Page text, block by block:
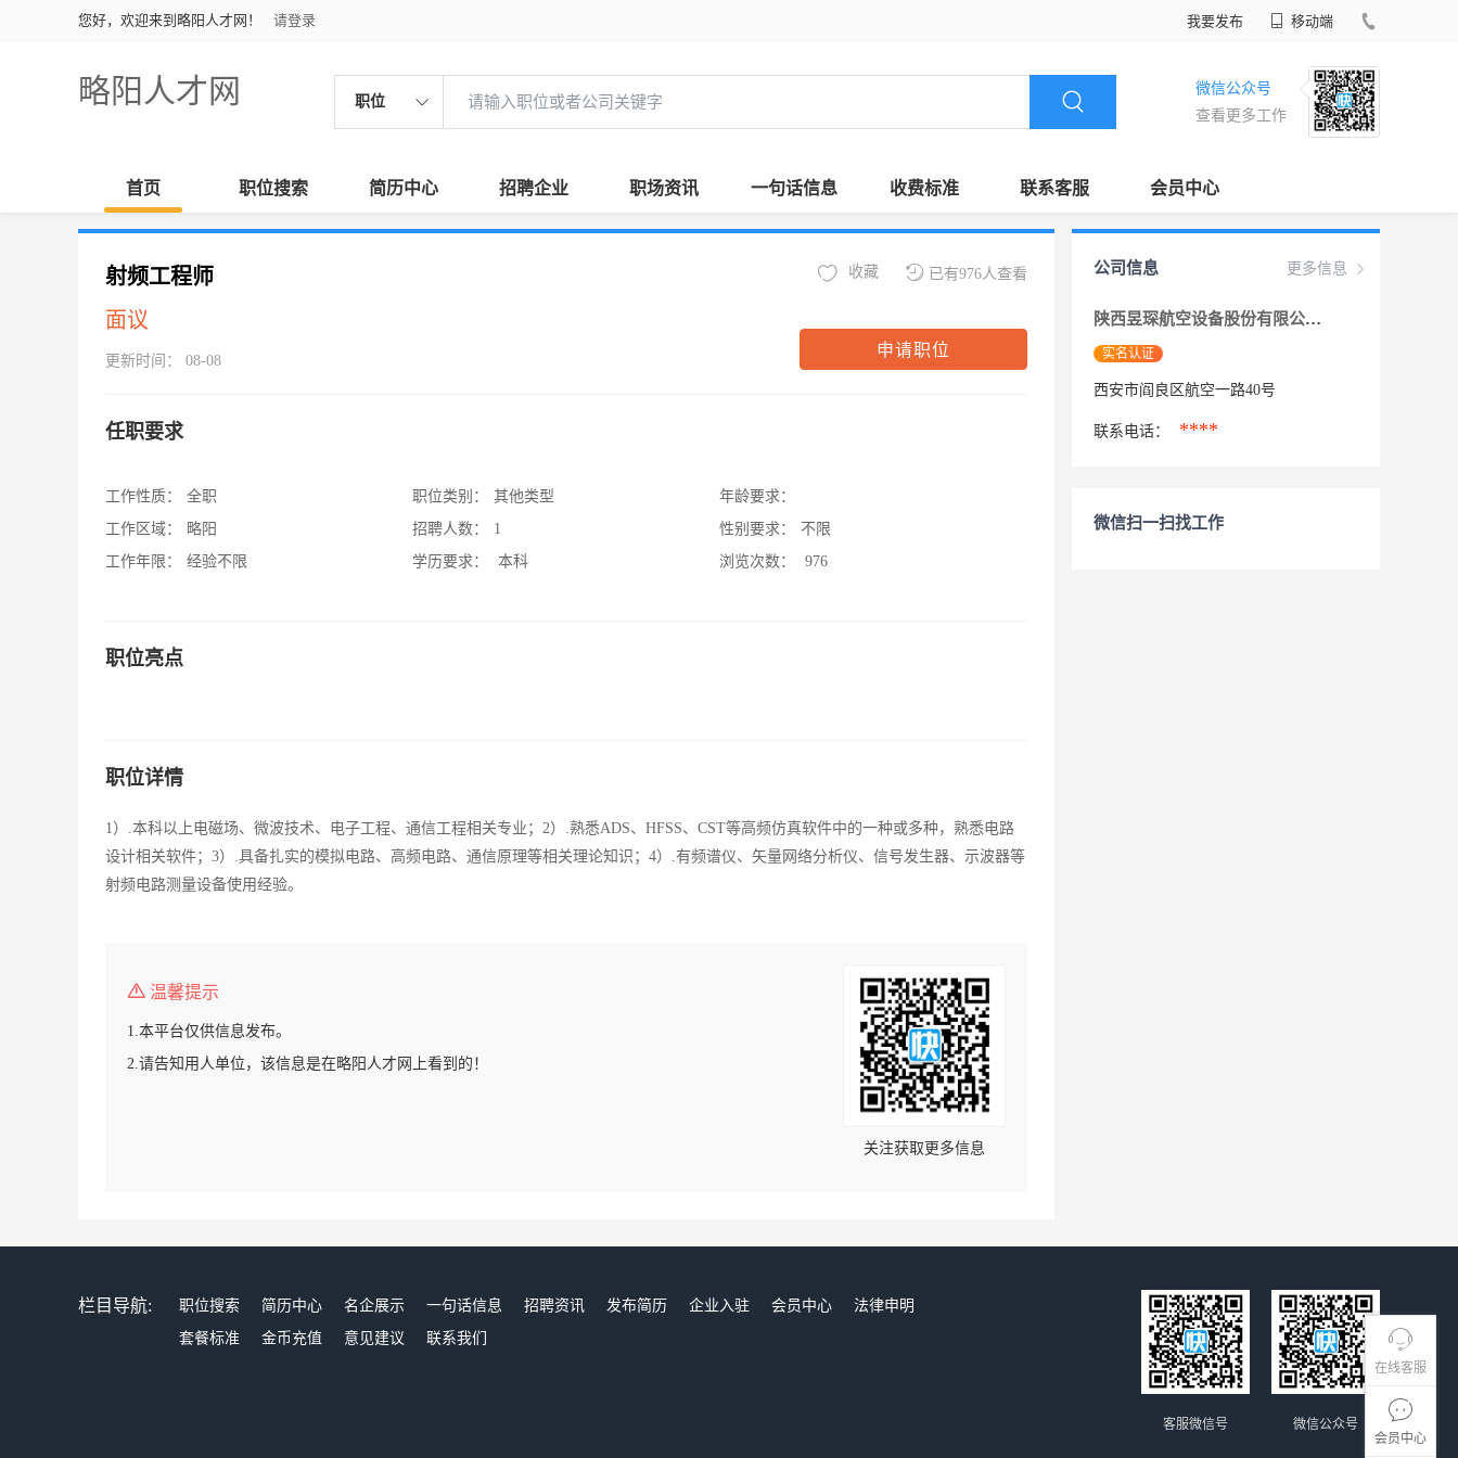
您好，欢迎来到略阳人才网！ 请登录 我要发布 移动端
略阳人才网 职位
微信公众号
查看更多工作
首页 职位搜索 简历中心 招聘企业 职场资讯 一句话信息 收费标准 联系客服 会员中心
在线客服
会员中心
射频工程师
面议
更新时间： 08-08
已有976人查看
收藏
申请职位
任职要求
工作性质：
全职
工作区域：
略阳
工作年限：
经验不限
职位类别：
其他类型
招聘人数：
1
学历要求：
本科
年龄要求：
性别要求：
不限
浏览次数：
976
职位亮点
职位详情
1）.本科以上电磁场、微波技术、电子工程、通信工程相关专业；2）.熟悉ADS、HFSS、CST等高频仿真软件中的一种或多种，熟悉电路
设计相关软件；3）.具备扎实的模拟电路、高频电路、通信原理等相关理论知识；4）.有频谱仪、矢量网络分析仪、信号发生器、示波器等
射频电路测量设备使用经验。
温馨提示
1.本平台仅供信息发布。
2.请告知用人单位，该信息是在略阳人才网上看到的！
关注获取更多信息
更多信息
公司信息
陕西昱琛航空设备股份有限公司
实名认证
西安市阎良区航空一路40号
联系电话： ****
微信扫一扫找工作
栏目导航: 职位搜索 简历中心 名企展示 一句话信息 招聘资讯 发布简历 企业入驻 会员中心
法律申明
套餐标准
金币充值 意见建议 联系我们
微信公众号
客服微信号